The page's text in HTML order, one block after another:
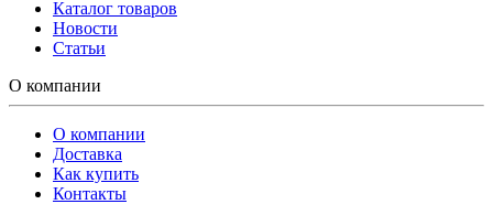
Каталог товаров
Новости
Статьи
О компании
О компании
Доставка
Как купить
Контакты